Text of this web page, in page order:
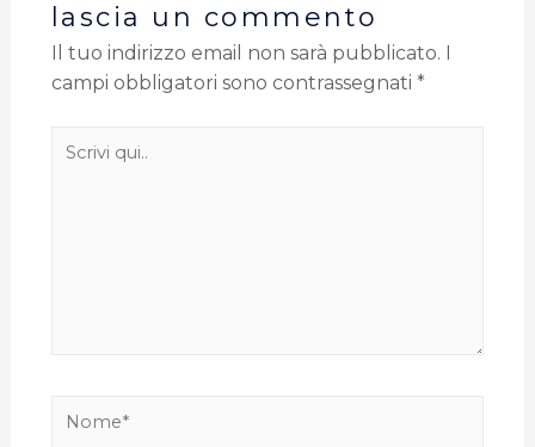
lascia un commento
Il tuo indirizzo email non sarà pubblicato.
campi obbligatori sono contrassegnati *